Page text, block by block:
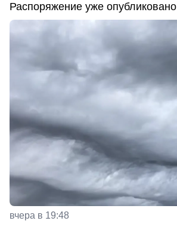
Распоряжение уже опубликовано
вчера в 19:48